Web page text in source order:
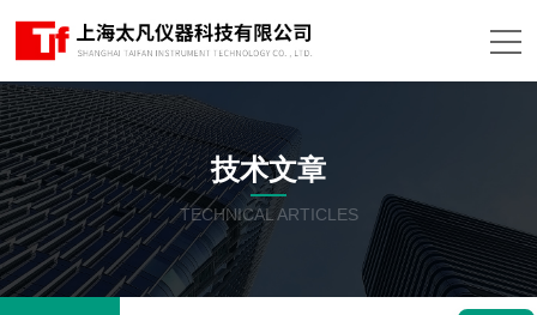
技术文章
TECHNICAL ARTICLES